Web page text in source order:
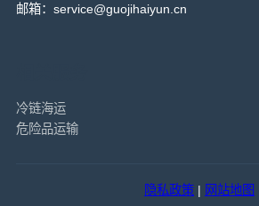
邮箱：service@guojihaiyun.cn
冷链海运
危险品运输
隐私政策 | 网站地图